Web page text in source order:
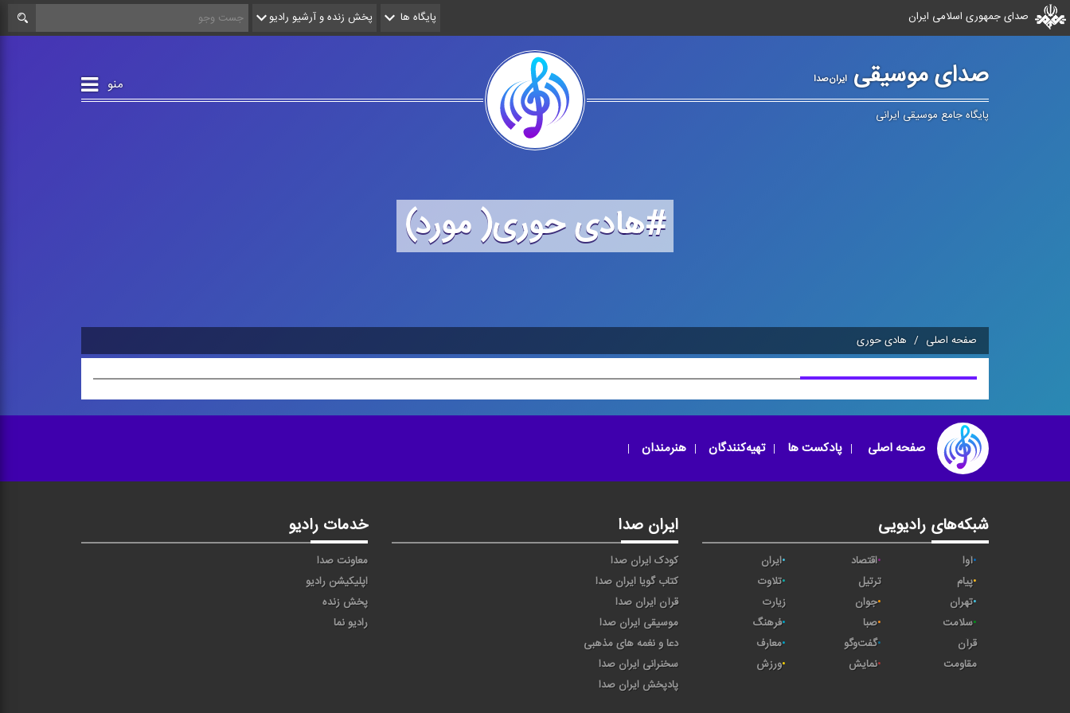
صدای جمهوری اسلامی ایران پایگاه ها پخش زنده و آرشیو رادیو
صدای موسیقیایران‌صدا منو
پایگاه جامع موسیقی ایرانی
#هادی حوری( مورد)
صفحه اصلی هادی حوری
صفحه اصلی پادکست ها تهیه‌کنندگان هنرمندان
شبکه‌های رادیویی
آوا اقتصاد
ایران
پیام
ترتیل
تلاوت
تهران
جوان
زیارت
سلامت
صبا
فرهنگ
قرآن
گفت‌وگو
معارف
مقاومت
نمایش ورزش
ایران صدا
کودک ایران صدا
کتاب گویا ایران صدا
قرآن ایران صدا
موسیقی ایران صدا
دعا و نغمه های مذهبی
سخنرانی ایران صدا
پادپخش ایران صدا
خدمات رادیو
معاونت صدا
اپلیکیشن رادیو
پخش زنده
رادیو نما